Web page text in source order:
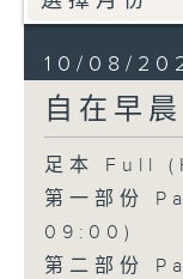
10/08/
自在早晨
足本 Full
第一部份
09:00)
第二部份